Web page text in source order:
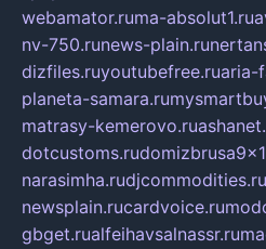
webamator.ruma-absolut1.ru
nv-750.runews-plain.ru
dizfiles.ruyoutubefree.ruaria-
planeta-samara.ru
matrasy-kemerovo.ru
dotcustoms.ru
narasimha.rudjcommodities.ru
newsplain.rucardvoice.ru
gbget.rualfeihavsalnassr.ru